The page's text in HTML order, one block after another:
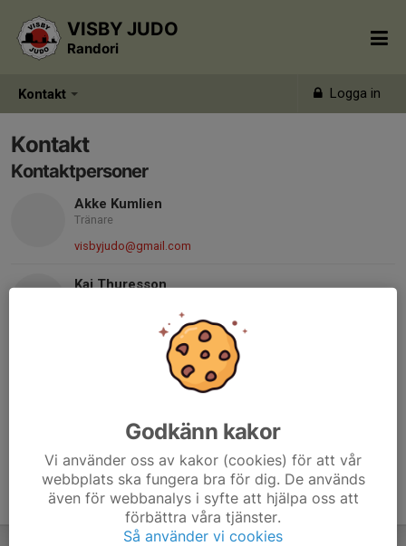
Kontakt Logga in
VISBY JUDO
Randori
Kontakt
Kontaktpersoner
Akke Kumlien
Tränare
visbyjudo@gmail.com
Kaj Thuresson
visbyjudo@gmail.com
Godkänn kakor
Vi använder oss av kakor (cookies) för att vår
webbplats ska fungera bra för dig. De används
även för webbanalys i syfte att hjälpa oss att
förbättra våra tjänster.
Så använder vi cookies